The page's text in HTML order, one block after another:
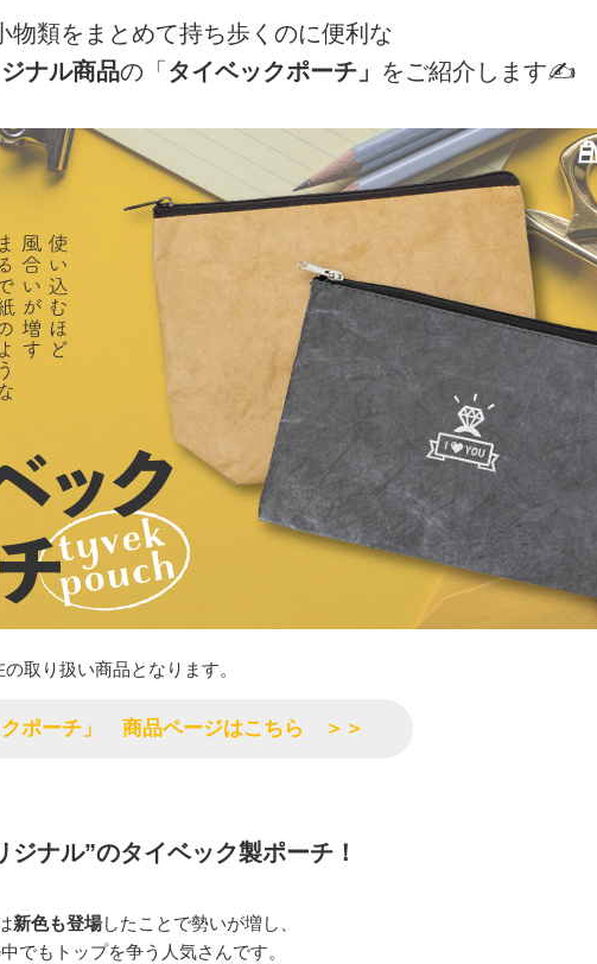
物類をまとめて持ち歩くのに便利な
ナル商品の「 タイベックポーチ」 をご紹介します✍
取り扱い商品となります。
クポーチ」 商品ページはこちら ＞＞
ジナル”のタイベック製ポーチ！
新色も登場したことで勢いが増し、
でもトップを争う人気さんです。